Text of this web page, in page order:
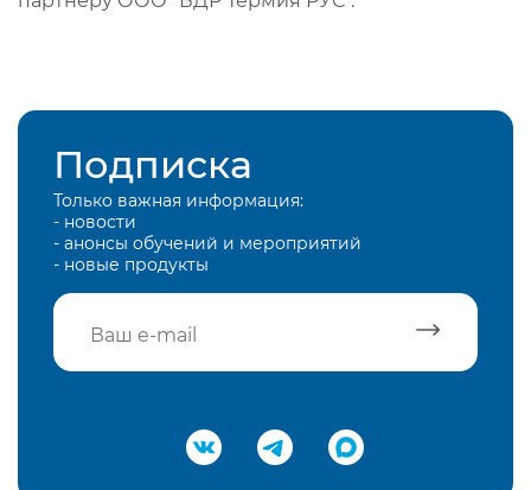
Подписка
Только важная информация:
- новости
- анонсы обучений и мероприятий
- новые продукты